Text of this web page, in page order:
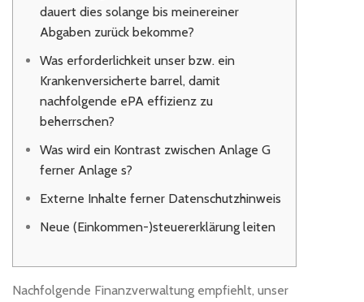
dauert dies solange bis meinereiner
Abgaben zurück bekomme?
Was erforderlichkeit unser bzw. ein
Krankenversicherte barrel, damit
nachfolgende ePA effizienz zu
beherrschen?
Was wird ein Kontrast zwischen Anlage G
ferner Anlage s?
Externe Inhalte ferner Datenschutzhinweis
Neue (Einkommen-)steuererklärung leiten
Nachfolgende Finanzverwaltung empfiehlt, unser